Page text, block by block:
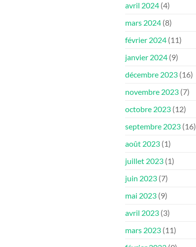
avril 2024 (4)
mars 2024 (8)
février 2024 (11)
janvier 2024 (9)
décembre 2023 (16)
novembre 2023 (7)
octobre 2023 (12)
septembre 2023 (16)
août 2023 (1)
juillet 2023 (1)
juin 2023 (7)
mai 2023 (9)
avril 2023 (3)
mars 2023 (11)